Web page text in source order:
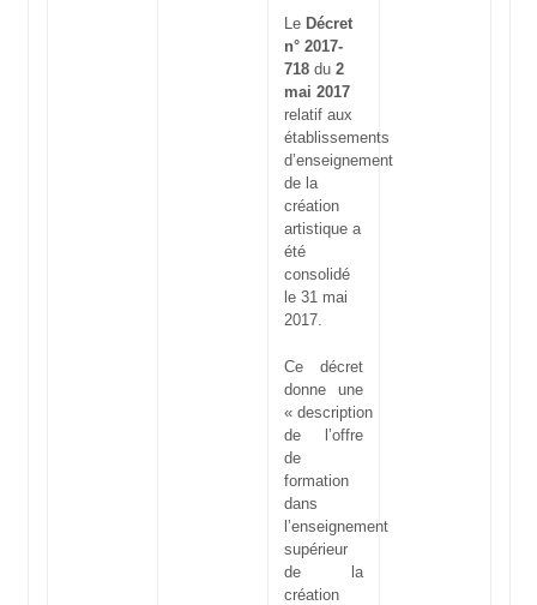
LeDécret
n° 2017-
718du 2
mai 2017
relatif aux
établissements
d’enseignement
de la
création
artistique a
été
consolidé
le 31 mai
2017.
Ce décret
donne une
« description
de l’offre
de
formation
dans
l’enseignement
supérieur
de la
création